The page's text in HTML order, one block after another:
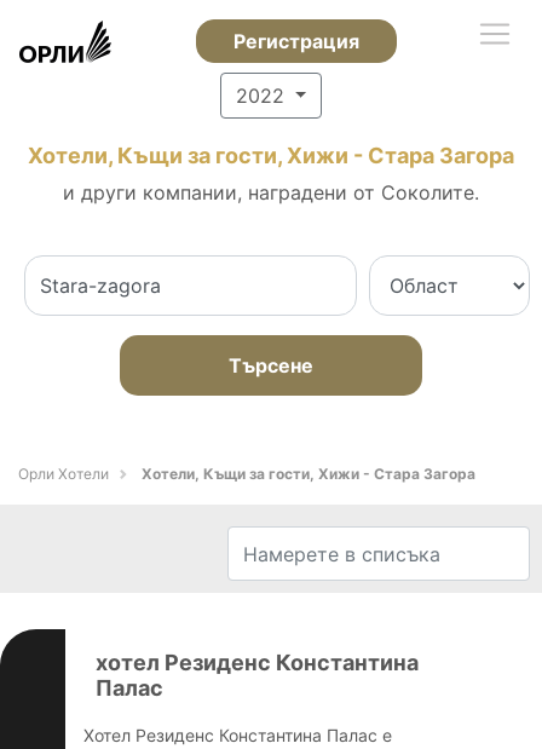
Регистрация
2022
Хотели, Къщи за гости, Хижи - Стара Загора
и други компании, наградени от Соколите.
Търсене
Орли Хотели Хотели, Къщи за гости, Хижи - Стара Загора
хотел Резиденс Константина
Палас
Хотел Резиденс Константина Палас е